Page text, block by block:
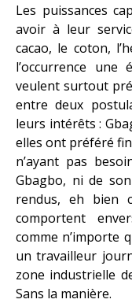
Les puissances
avoir à leur
cacao, le coton,
l’occurrence une
veulent surtout
entre deux
leurs intérêts :
elles ont préféré
n’ayant pas
Gbagbo, ni de
rendus, eh bien
comportent
comme n’importe
un travailleur
zone industrielle
Sans la manière.